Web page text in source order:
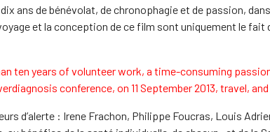
ans de bénévolat, de chronophagie et de passion,
et la conception de ce film sont uniquement le fait
ten years of volunteer work, a time-consuming
conference, on 11 September 2013, travel,
d’alerte : Irene Frachon, Philippe Foucras, Louis